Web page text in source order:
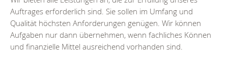
Auftrages erforderlich sind. Sie sollen im Umfang und
Qualität höchsten Anforderungen genügen. Wir können
Aufgaben nur dann übernehmen, wenn fachliches Können
und finanzielle Mittel ausreichend vorhanden sind.